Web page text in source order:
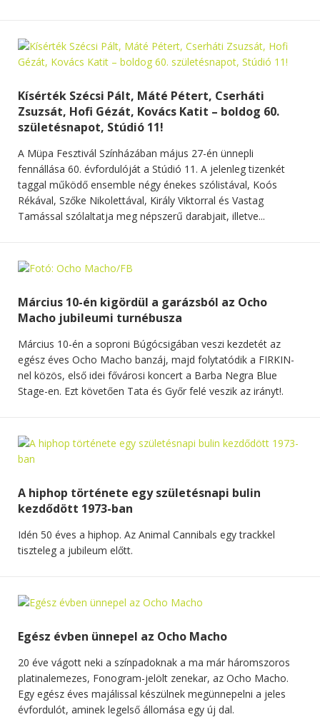
Kísérték Szécsi Pált, Máté Pétert, Cserháti
Zsuzsát, Hofi Gézát, Kovács Katit – boldog 60.
születésnapot, Stúdió 11!
A Müpa Fesztivál Színházában május 27-én ünnepli
fennállása 60. évfordulóját a Stúdió 11. A jelenleg tizenkét
taggal működő ensemble négy énekes szólistával, Koós
Rékával, Szőke Nikolettával, Király Viktorral és Vastag
Tamással szólaltatja meg népszerű darabjait, illetve...
Március 10-én kigördül a garázsból az Ocho
Macho jubileumi turnébusza
Március 10-én a soproni Búgócsigában veszi kezdetét az
egész éves Ocho Macho banzáj, majd folytatódik a FIRKIN-
nel közös, első idei fővárosi koncert a Barba Negra Blue
Stage-en. Ezt követően Tata és Győr felé veszik az irányt!.
A hiphop története egy születésnapi bulin
kezdődött 1973-ban
Idén 50 éves a hiphop. Az Animal Cannibals egy trackkel
tiszteleg a jubileum előtt.
Egész évben ünnepel az Ocho Macho
20 éve vágott neki a színpadoknak a ma már háromszoros
platinalemezes, Fonogram-jelölt zenekar, az Ocho Macho.
Egy egész éves majálissal készülnek megünnepelni a jeles
évfordulót, aminek legelső állomása egy új dal.